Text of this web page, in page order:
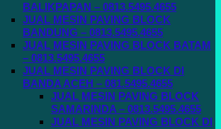
BALIKPAPAN – 0813.5495.4655
JUAL MESIN PAVING BLOCK
BANDUNG – 0813.5495.4655
JUAL MESIN PAVING BLOCK BATAM
– 0813.5495.4655
JUAL MESIN PAVING BLOCK DI
BANDA ACEH – 081.5495.4655
JUAL MESIN PAVING BLOCK
SAMARINDA – 0813.5495.4655
JUAL MESIN PAVING BLOCK DI